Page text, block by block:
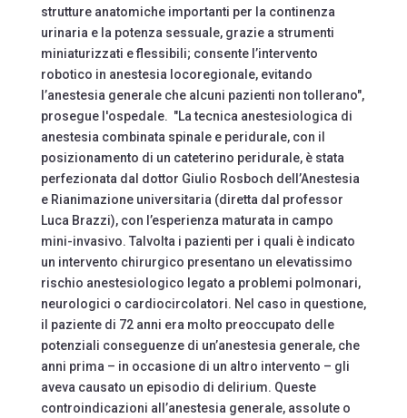
strutture anatomiche importanti per la continenza
urinaria e la potenza sessuale, grazie a strumenti
miniaturizzati e flessibili; consente l’intervento
robotico in anestesia locoregionale, evitando
l’anestesia generale che alcuni pazienti non tollerano",
prosegue l'ospedale. "La tecnica anestesiologica di
anestesia combinata spinale e peridurale, con il
posizionamento di un cateterino peridurale, è stata
perfezionata dal dottor Giulio Rosboch dell’Anestesia
e Rianimazione universitaria (diretta dal professor
Luca Brazzi), con l’esperienza maturata in campo
mini-invasivo. Talvolta i pazienti per i quali è indicato
un intervento chirurgico presentano un elevatissimo
rischio anestesiologico legato a problemi polmonari,
neurologici o cardiocircolatori. Nel caso in questione,
il paziente di 72 anni era molto preoccupato delle
potenziali conseguenze di un’anestesia generale, che
anni prima – in occasione di un altro intervento – gli
aveva causato un episodio di delirium. Queste
controindicazioni all’anestesia generale, assolute o